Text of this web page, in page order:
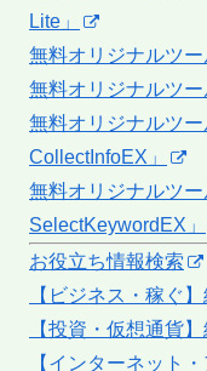
Lite」
無料オリジナルツー
無料オリジナルツー
無料オリジナルツ
CollectInfoEX」
無料オリジナルツ
SelectKeywordEX」
お役立ち情報検索
【ビジネス・稼ぐ
【投資・仮想通貨
【インターネット